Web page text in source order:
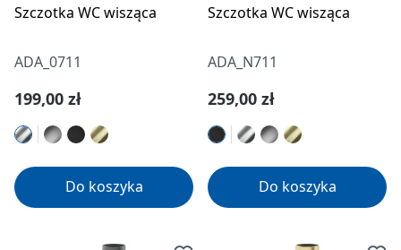
Szczotka WC wisząca
ADA_0711
Cena regularna:
199,00 zł
Do koszyka
Szczotka WC wisząca
ADA_N711
Cena regularna:
259,00 zł
Do koszyka